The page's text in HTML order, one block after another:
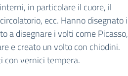
in particolare il cuore, il
ecc. Hanno disegnato i
a disegnare i volti come Picasso,
e creato un volto con chiodini.
con vernici tempera.